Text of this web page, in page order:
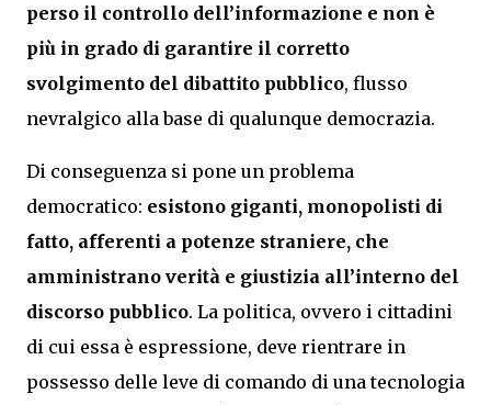
perso il controllo dell’informazione e non è
più in grado di garantire il corretto
svolgimento del dibattito pubblico, flusso
nevralgico alla base di qualunque democrazia.
Di conseguenza si pone un problema
democratico: esistono giganti, monopolisti di
fatto, afferenti a potenze straniere, che
amministrano verità e giustizia all’interno del
discorso pubblico. La politica, ovvero i cittadini
di cui essa è espressione, deve rientrare in
possesso delle leve di comando di una tecnologia